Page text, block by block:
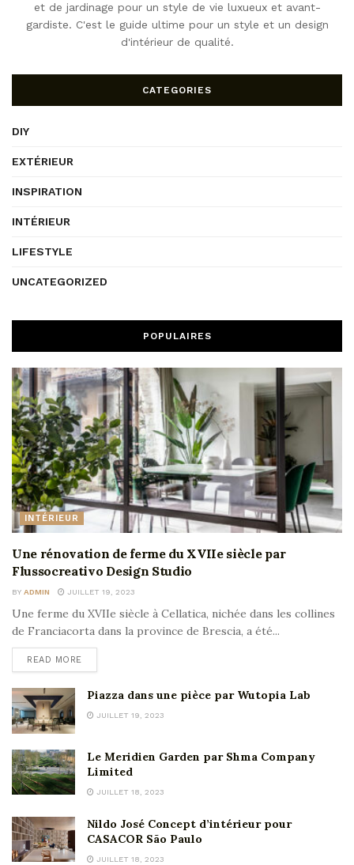
et de jardinage pour un style de vie luxueux et avant-
gardiste. C'est le guide ultime pour un style et un design
d'intérieur de qualité.
CATEGORIES
DIY
EXTÉRIEUR
INSPIRATION
INTÉRIEUR
LIFESTYLE
UNCATEGORIZED
POPULAIRES
INTÉRIEUR
Une rénovation de ferme du XVIIe siècle par
Flussocreativo Design Studio
BY ADMIN JUILLET 19, 2023
Une ferme du XVIIe siècle à Cellatica, nichée dans les collines
de Franciacorta dans la province de Brescia, a été...
READ MORE
Piazza dans une pièce par Wutopia Lab
JUILLET 19, 2023
Le Meridien Garden par Shma Company
Limited
JUILLET 18, 2023
Nildo José Concept d’intérieur pour
CASACOR São Paulo
JUILLET 18, 2023